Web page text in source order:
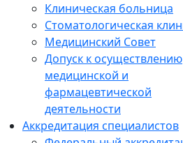
Клиническая больница
Стоматологическая
Медицинский Совет
Допуск к осуществлению
медицинской и
фармацевтической
деятельности
Аккредитация специалистов